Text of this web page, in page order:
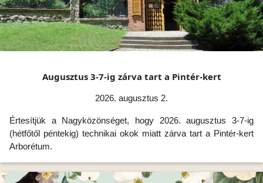
Augusztus 3-7-ig zárva tart a Pintér-kert
2026. augusztus 2.
Értesítjük a Nagyközönséget, hogy 2026. augusztus 3-7-ig
(hétfőtől péntekig) technikai okok miatt zárva tart a Pintér-kert
Arborétum.